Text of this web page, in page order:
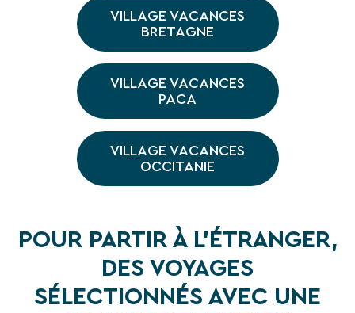
VILLAGE VACANCES
BRETAGNE
VILLAGE VACANCES
PACA
VILLAGE VACANCES
OCCITANIE
POUR PARTIR À L'ÉTRANGER,
DES VOYAGES
SÉLECTIONNÉS AVEC UNE